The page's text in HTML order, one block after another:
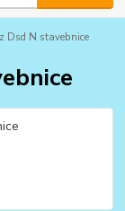
Dsd N stavebnice